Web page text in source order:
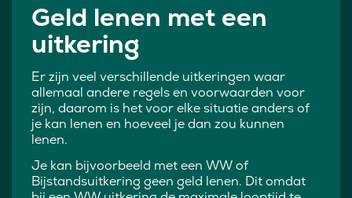
Geld lenen met een
uitkering
Er zijn veel verschillende uitkeringen waar
allemaal andere regels en voorwaarden voor
zijn, daarom is het voor elke situatie anders of
je kan lenen en hoeveel je dan zou kunnen
lenen.
Je kan bijvoorbeeld met een WW of
Bijstandsuitkering geen geld lenen. Dit omdat